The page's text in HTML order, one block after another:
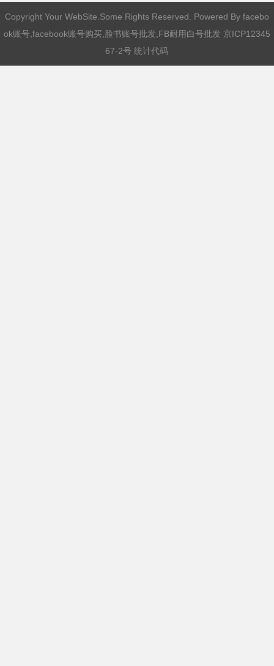
Copyright Your WebSite.Some Rights Reserved. Powered By facebo
ok账号,facebook账号购买,脸书账号批发,FB耐用白号批发 京ICP12345
67-2号 统计代码